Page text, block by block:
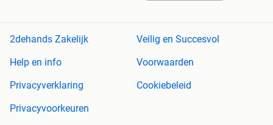
2dehands Zakelijk
Veilig en Succesvol
Help en info
Voorwaarden
Privacyverklaring
Cookiebeleid
Privacyvoorkeuren